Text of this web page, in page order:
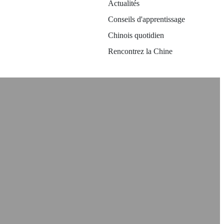
Actualités
Conseils d'apprentissage
Chinois quotidien
Rencontrez la Chine